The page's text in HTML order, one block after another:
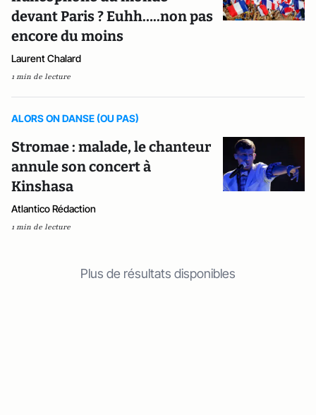
devant Paris ? Euhh…..non pas
encore du moins
Laurent Chalard
1 min de lecture
ALORS ON DANSE (OU PAS)
Stromae : malade, le chanteur
annule son concert à
Kinshasa
Atlantico Rédaction
1 min de lecture
Plus de résultats disponibles